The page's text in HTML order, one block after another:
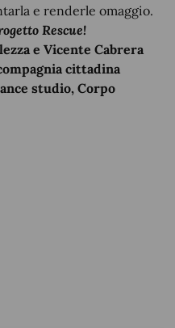
e renderle omaggio.
Rescue!
e Vicente Cabrera
cittadina
studio, Corpo